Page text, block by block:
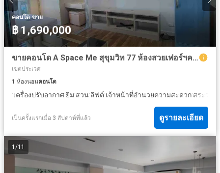
คอนโด·ขาย
฿ 1,690,000
ขายคอนโด A Space Me สุขุมวิท 77 ห้องสวยเฟอร์ฯครบหิ้วกระเป๋าเข้าอยู่ได้เลย ทำเลดีเดินทางสะดวก ใกล้รถไฟฟ้า BTS อ่อนนุช ใกล้ MRT ศรีนุช ห้องขนาด 28.5 ตร.ม.ชั้น 6 อาคาร B
เขตประเวศ
1 ห้องนอนคอนโด
·เครื่องปรับอากาศ·ยิม·สวน·ลิฟต์·เจ้าหน้าที่อำนวยความสะดวก·สระว่าย
เป็นครั้งแรกเมื่อ 3 สัปดาห์ที่แล้ว ดูรายละเอียด
1 /11